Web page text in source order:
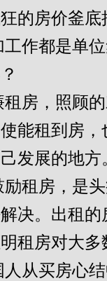
的房价釜底
都是单位
，照顾的
能租到房
发展的地方
房，是头
决。出租
租房对大多
买房心结